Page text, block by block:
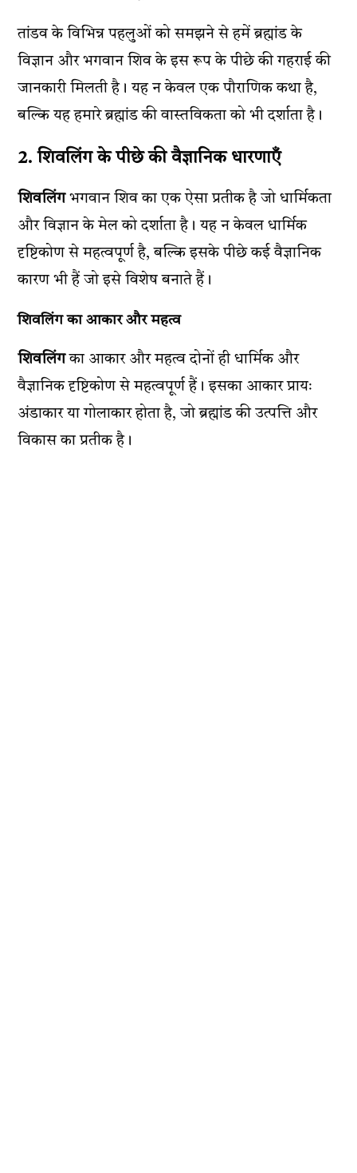
तांडव के विभिन्न पहलुओं को समझने से हमें ब्रह्मांड के
विज्ञान और भगवान शिव के इस रूप के पीछे की गहराई की
जानकारी मिलती है। यह न केवल एक पौराणिक कथा है,
बल्कि यह हमारे ब्रह्मांड की वास्तविकता को भी दर्शाता है।
2. शिवलिंग के पीछे की वैज्ञानिक धारणाएँ
शिवलिंगभगवान शिव का एक ऐसा प्रतीक है जो धार्मिकता
और विज्ञान के मेल को दर्शाता है। यह न केवल धार्मिक
दृष्टिकोण से महत्वपूर्ण है, बल्कि इसके पीछे कई वैज्ञानिक
कारण भी हैं जो इसे विशेष बनाते हैं।
शिवलिंग का आकार और महत्व
शिवलिंगका आकार और महत्व दोनों ही धार्मिक और
वैज्ञानिक दृष्टिकोण से महत्वपूर्ण हैं। इसका आकार प्रायः
अंडाकार या गोलाकार होता है, जो ब्रह्मांड की उत्पत्ति और
विकास का प्रतीक है।